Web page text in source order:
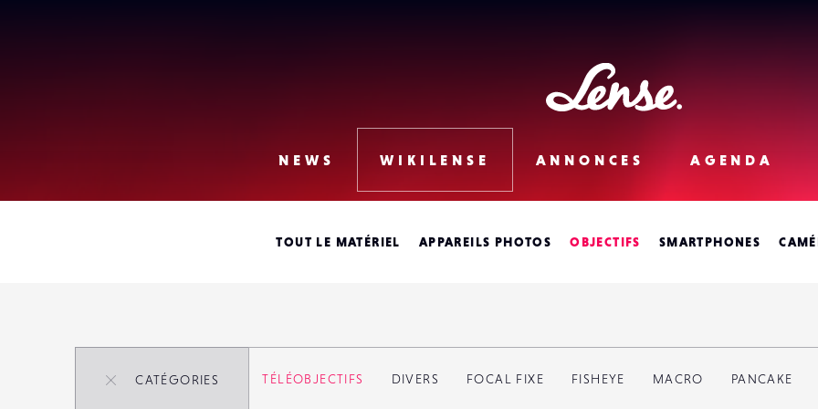
Lense
NEWS WIKILENSE ANNONCES AGENDA
TOUT LE MATÉRIEL APPAREILS PHOTOS OBJECTIFS SMARTPHONES
CATÉGORIES
TOUTES TÉLÉOBJECTIFS DIVERS FOCAL FIXE FISHEYE MACRO PANCAKE